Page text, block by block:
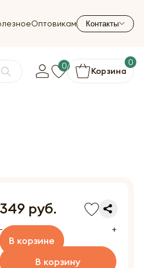
Оптовикам Контакты
0 Корзина
0
349 руб.
-
+
В корзине
В корзину